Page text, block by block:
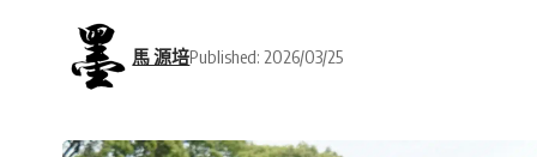
馬 源培Published: 2026/03/25